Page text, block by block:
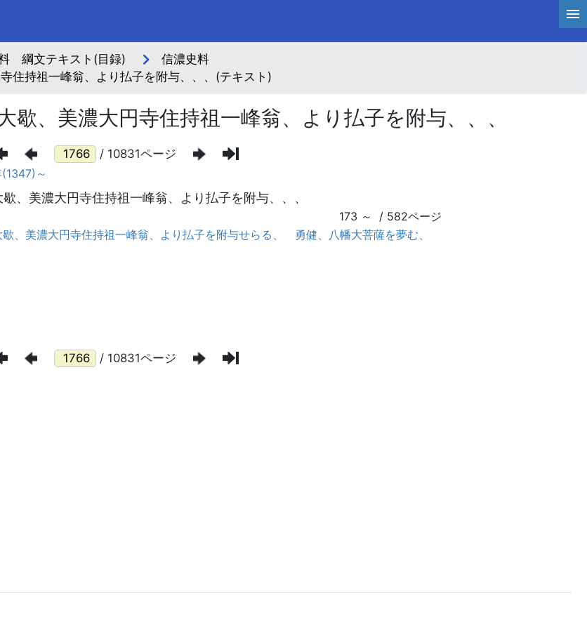
綱文テキスト(目録)
信濃史料
持祖一峰翁、より払子を附与、、、(テキスト)
、美濃大円寺住持祖一峰翁、より払子を附与、、、
/ 10831ページ
/ 10831ページ